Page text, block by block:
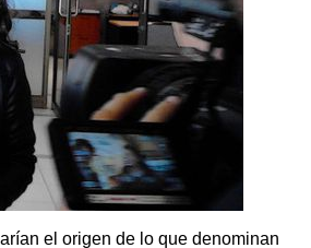
el origen de lo que denominan